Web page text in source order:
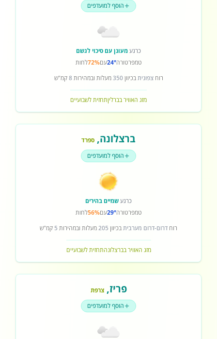
הוסף למועדפים
כרגעמעונן עם סיכוי לגשם
טמפרטורה24°עם72%לחות
רוחצפוניתבכיוון350מעלות ובמהירות8קמ"ש
מזג האוויר בברליןתחזית לשבועיים
ברצלונה, ספרד
הוסף למועדפים
כרגעשמיים בהירים
טמפרטורה29°עם56%לחות
רוח דרום-דרום מערביתבכיוון 205מעלות ובמהירות 5 קמ"ש
מזג האוויר בברצלונהתחזית לשבועיים
פריז,צרפת
הוסף למועדפים